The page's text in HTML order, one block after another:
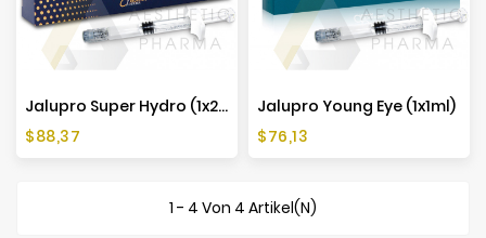
Jalupro Super Hydro (1x2,5ml)
Preis
$88,37
Jalupro Young Eye (1x1ml)
Preis
$76,13
1 - 4 Von 4 Artikel(n)